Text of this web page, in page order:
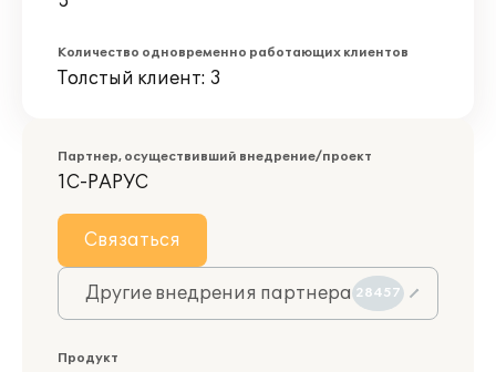
Количество одновременно работающих клиентов
Толстый клиент: 3
Партнер, осуществивший внедрение/проект
1С-РАРУС
Связаться
Другие внедрения партнера 28457
Продукт